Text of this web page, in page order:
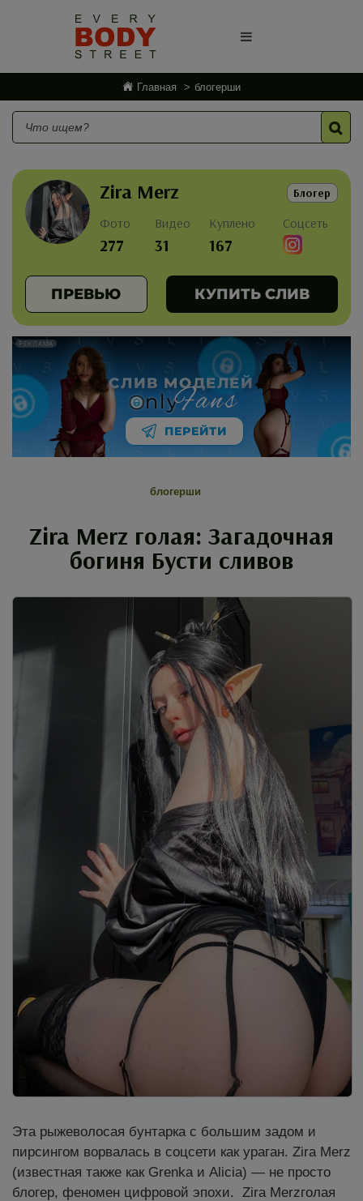
Главная блогерши
Zira Merz Блогер
Фото
277
Видео
31
Куплено
167
Соцсеть
ПРЕВЬЮ КУПИТЬ СЛИВ
РЕКЛАМА
СЛИВ МОДЕЛЕЙ
nlyFans
ПЕРЕЙТИ
блогерши
Zira Merz голая: Загадочная
богиня Бусти сливов
Эта рыжеволосая бунтарка с большим задом и
пирсингом ворвалась в соцсети как ураган. Zira Merz
(известная также как Grenka и Alicia) — не просто
блогер, феномен цифровой эпохи. Zira Merzголая